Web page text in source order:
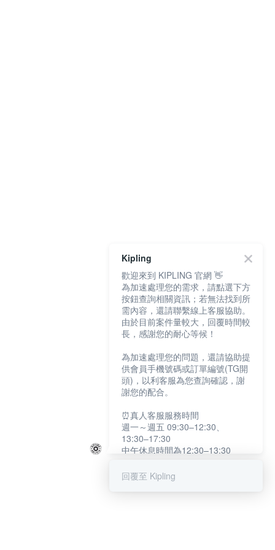
Kipling
歡迎來到 KIPLING 官網 👋
為加速處理您的需求，請點選下方
按鈕查詢相關資訊；若無法找到所
需內容，還請聯繫線上客服協助。
由於目前案件量較大，回覆時間較
長，感謝您的耐心等候！
為加速處理您的問題，還請協助提
供會員手機號碼或訂單編號(TG開
頭)，以利客服為您查詢確認，謝
謝您的配合。
⏰真人客服服務時間
週一～週五 09:30–12:30、
13:30–17:30
中午休息時間為12:30–13:30
提醒您：系統會自動已讀訊息，如
回覆至 Kipling